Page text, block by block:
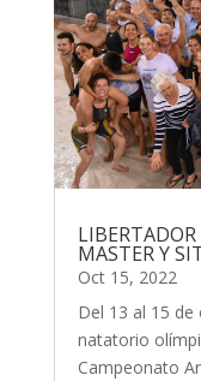
MASTER Y
Oct 15, 2022
Del 13 al 15
natatorio
Campeonato